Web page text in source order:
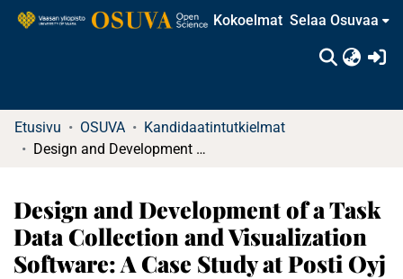
Kokoelmat Selaa Osuvaa
Etusivu OSUVA
Kandidaatintutkielmat
Design and Development of a Task Data Collection and Visualization Software: A Case Study at Posti Oyj
Design and Development of a Task
Data Collection and Visualization
Software: A Case Study at Posti Oyj